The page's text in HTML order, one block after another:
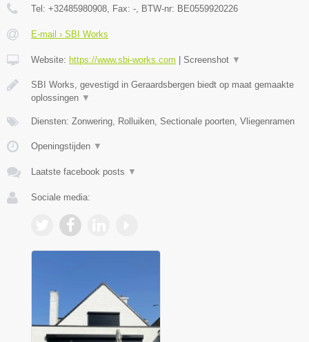
Tel: +32485980908 , Fax: - , BTW-nr: BE0559920226
E-mail › SBI Works
Website: https://www.sbi-works.com | Screenshot ▼
SBI Works, gevestigd in Geraardsbergen biedt op maat gemaakte
oplossingen ▼
Diensten: Zonwering, Rolluiken, Sectionale poorten, Vliegenramen
Openingstijden ▼
Laatste facebook posts ▼
Sociale media: